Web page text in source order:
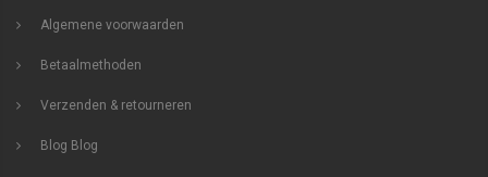
Algemene voorwaarden
Betaalmethoden
Verzenden & retourneren
Blog Blog